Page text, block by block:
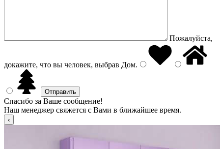
Пожалуйста,
докажите, что вы человек, выбрав Дом.
Спасибо за Ваше сообщение!
Наш менеджер свяжется с Вами в ближайшее время.